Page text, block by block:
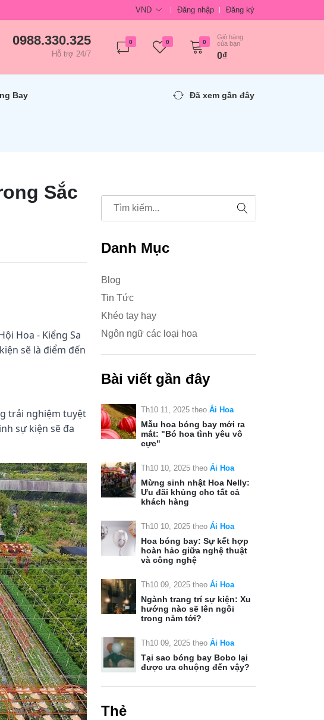
VND Đăng nhập Đăng ký
0988.330.325
Hỗ trợ 24/7
0 0 0
Giỏ hàng
của bạn
0₫
Bay Đã xem gần đây
Sắc
Hoa - Kiểng Sa
sẽ là điểm đến
trải nghiệm tuyệt
sự kiện sẽ đa
Danh Mục
Blog
Tin Tức
Khéo tay hay
Ngôn ngữ các loại hoa
Bài viết gần đây
Th10 11, 2025 theo Ái Hoa
Mẫu hoa bóng bay mới ra
mắt: "Bó hoa tình yêu vô
cực"
Th10 10, 2025 theo Ái Hoa
Mừng sinh nhật Hoa Nelly:
Ưu đãi khủng cho tất cả
khách hàng
Th10 10, 2025 theo Ái Hoa
Hoa bóng bay: Sự kết hợp
hoàn hảo giữa nghệ thuật
và công nghệ
Th10 09, 2025 theo Ái Hoa
Ngành trang trí sự kiện: Xu
hướng nào sẽ lên ngôi
trong năm tới?
Th10 09, 2025 theo Ái Hoa
Tại sao bóng bay Bobo lại
được ưa chuộng đến vậy?
Thẻ